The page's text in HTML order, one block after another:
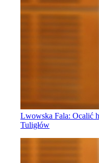
Lwowska Fala: Ocalić
Tuligłów